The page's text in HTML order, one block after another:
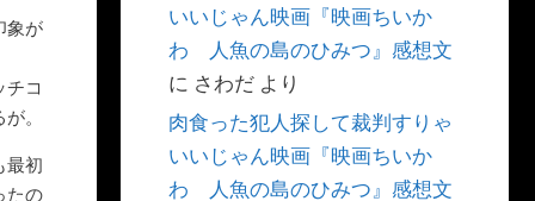
象が
コ
。
最初
たの
いいじゃん映画『映画ちいか
わ 人魚の島のひみつ』感想文
に さわだ より
肉食った犯人探して裁判すりゃ
いいじゃん映画『映画ちいか
わ 人魚の島のひみつ』感想文